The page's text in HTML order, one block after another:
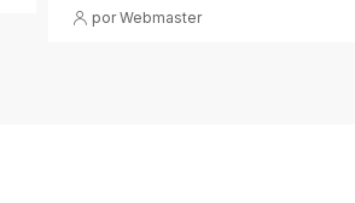
por Webmaster